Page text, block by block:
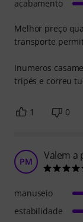
Melhor preço
transporte
Inumeros
tripés e correu
acabamento
1 0
PM Valem a
manuseio
estabilidade